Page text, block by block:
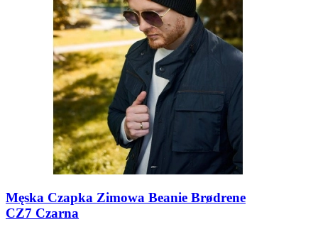
Męska Czapka Zimowa Beanie Brødrene
CZ7 Czarna